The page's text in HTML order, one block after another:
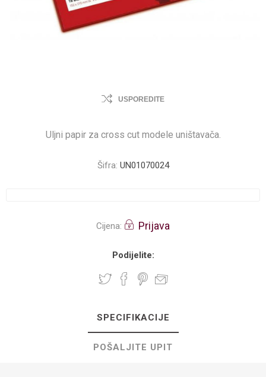
USPOREDITE
Uljni papir za cross cut modele uništavača.
Šifra: UN01070024
Cijena: Prijava
Podijelite:
SPECIFIKACIJE
POŠALJITE UPIT